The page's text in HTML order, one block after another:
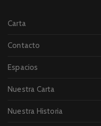
Carta
Contacto
Espacios
Nuestra Carta
Nuestra Historia